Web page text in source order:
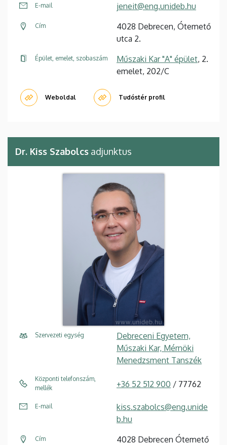
E-mail jeneit@eng.unideb.hu
Cím
4028 Debrecen, Ótemető
utca 2.
Épület, emelet, szobaszám Műszaki Kar "A" épület, 2.
emelet, 202/C
Weboldal Tudóstér profil
Dr. Kiss Szabolcs adjunktus
Szervezeti egység
Debreceni Egyetem,
Műszaki Kar, Mérnöki
Menedzsment Tanszék
Központi telefonszám,
mellék
+36 52 512 900 / 77762
E-mail
kiss.szabolcs@eng.unide
b.hu
Cím
4028 Debrecen Ótemető